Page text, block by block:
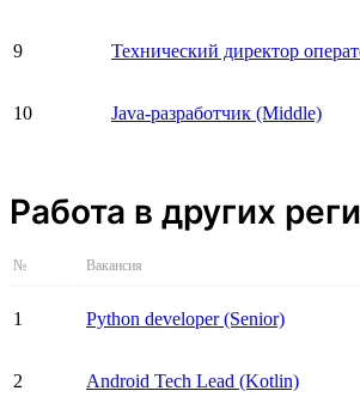
9 Технический директор
10 Java-разработчик (Middle)
Работа в других
№ Вакансия
1 Python developer (Senior)
2 Android Tech Lead (Kotlin)